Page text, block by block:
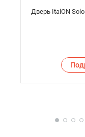
Дверь ItalON